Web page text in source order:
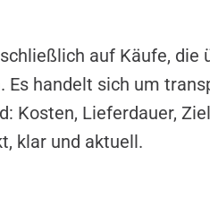
auf Käufe, die
handelt sich um
Kosten, Lieferdauer,
klar und aktuell.